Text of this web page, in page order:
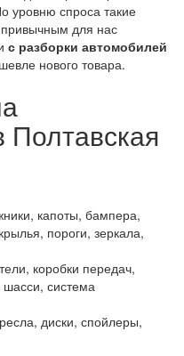
уровню спроса такие
привычным для нас
с разборки автомобилей
нового товара.
Полтавская
капоты, бампера,
пороги, зеркала,
коробки передач,
шасси, система
диски, спойлеры,